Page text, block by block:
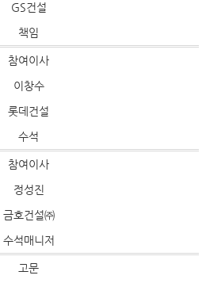
GS건설
책임
참여이사
이창수
롯데건설
수석
참여이사
정성진
금호건설㈜
수석매니저
고문